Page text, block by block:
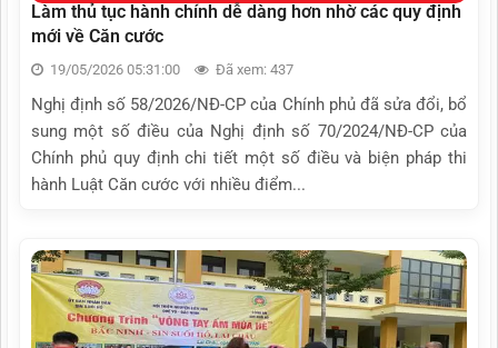
Làm thủ tục hành chính dễ dàng hơn nhờ các quy định
mới về Căn cước
19/05/2026 05:31:00 Đã xem: 437
Nghị định số 58/2026/NĐ-CP của Chính phủ đã sửa đổi, bổ
sung một số điều của Nghị định số 70/2024/NĐ-CP của
Chính phủ quy định chi tiết một số điều và biện pháp thi
hành Luật Căn cước với nhiều điểm...